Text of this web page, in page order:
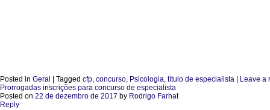
Posted in Geral Tagged cfp, concurso, Psicologia, título de especialista
Leave a
Prorrogadas inscrições para concurso de especialista
Posted on 22 de dezembro de 2017 by Rodrigo Farhat
Reply